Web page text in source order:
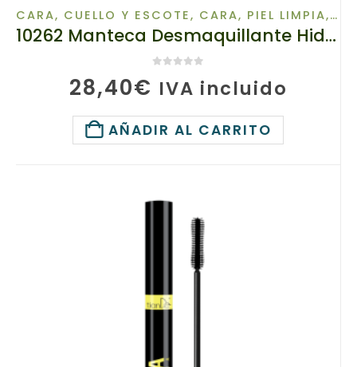
CARA, CUELLO Y ESCOTE, CARA, PIEL LIMPIA,
10262 Manteca Desmaquillante Hidrófila , tianDe, 75 g, Spa-limpieza para tu piel
28,40€ IVA incluido
AÑADIR AL CARRITO